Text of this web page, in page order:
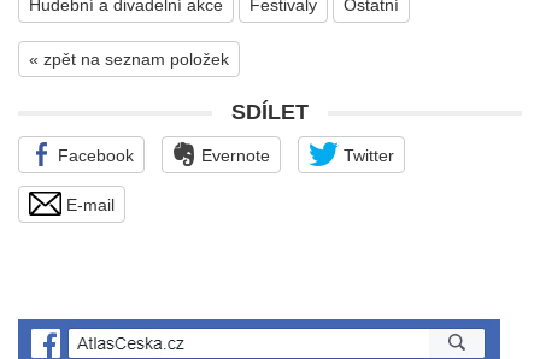
Hudební a divadelní akce Festivaly Ostatní
« zpět na seznam položek
SDÍLET
Facebook Evernote Twitter
E-mail